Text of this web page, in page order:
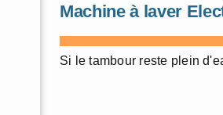
Machine à laver
Si le tambour reste plein